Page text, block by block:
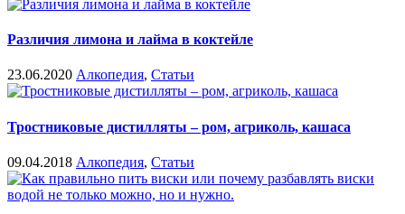
Различия лимона и лайма в коктейле
23.06.2020 Алкопедия, Статьи
Тростниковые дистилляты – ром, агриколь, кашаса
09.04.2018 Алкопедия, Статьи